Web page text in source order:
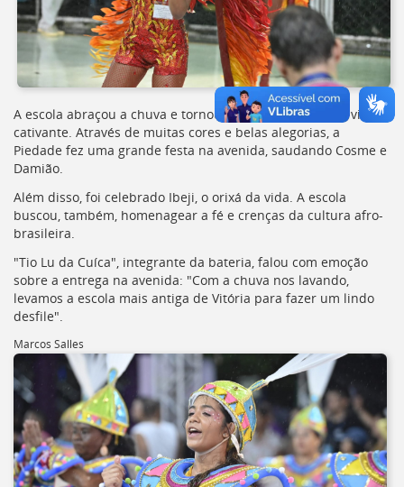
A escola abraçou a chuva e tornou o desfile ainda mais vivo e
cativante. Através de muitas cores e belas alegorias, a
Piedade fez uma grande festa na avenida, saudando Cosme e
Damião.
Além disso, foi celebrado Ibeji, o orixá da vida. A escola
buscou, também, homenagear a fé e crenças da cultura afro-
brasileira.
"Tio Lu da Cuíca", integrante da bateria, falou com emoção
sobre a entrega na avenida: "Com a chuva nos lavando,
levamos a escola mais antiga de Vitória para fazer um lindo
desfile".
Marcos Salles